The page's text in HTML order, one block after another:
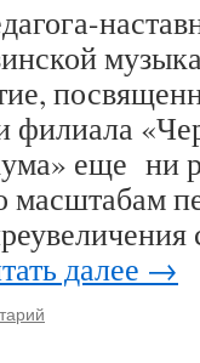
филиала
еще ни
масштабам
далее →